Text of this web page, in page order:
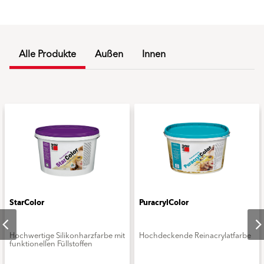
Alle Produkte Außen Innen
StarColor
Hochwertige Silikonharzfarbe mit
funktionellen Füllstoffen
PuracrylColor
Hochdeckende Reinacrylatfarbe